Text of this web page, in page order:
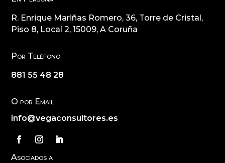
R. Enrique Mariñas Romero, 36, Torre de Cristal,
Piso 8, Local 2, 15009, A Coruña
Por Teléfono
881 55 48 28
O por Email
info@vegaconsultores.es
Asociados a